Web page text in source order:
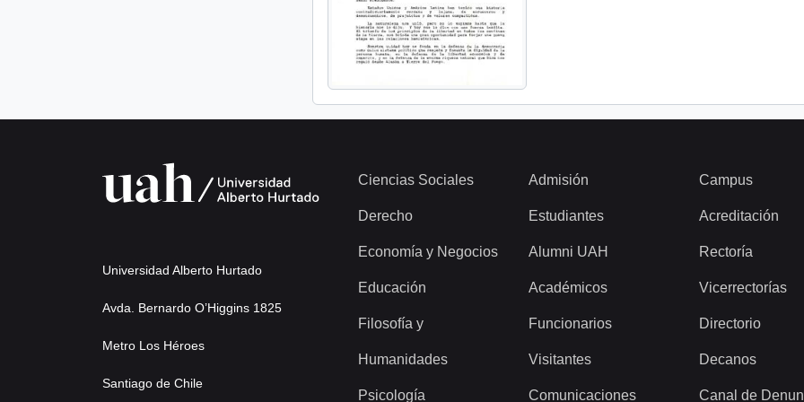
Universidad Alberto Hurtado
Avda. Bernardo O’Higgins 1825
Metro Los Héroes
Santiago de Chile
Ciencias Sociales
Derecho
Economía y Negocios
Educación
Filosofía y
Humanidades
Psicología
Admisión
Estudiantes
Alumni UAH
Académicos
Funcionarios
Visitantes
Comunicaciones
Campus
Acreditación
Rectoría
Vicerrectorías
Directorio
Decanos
Canal de